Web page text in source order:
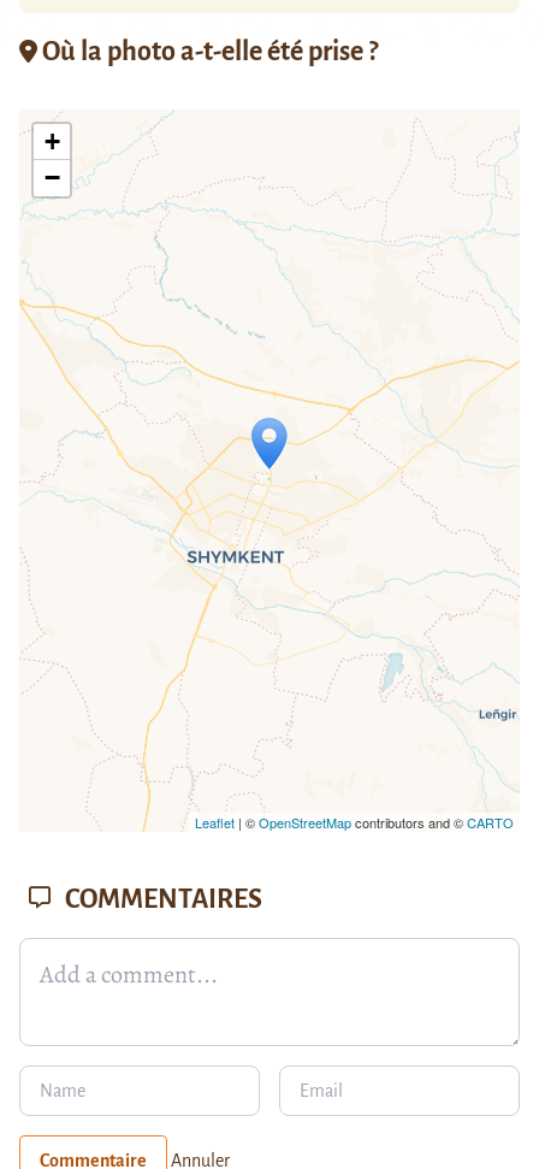
Où la photo a-t-elle été prise ?
Travelers' Map is loading...
If you see this after your page is
loaded completely, leafletJS files are
missing.
+
−
Leaflet| ©OpenStreetMapcontributors and ©CARTO
COMMENTAIRES
Commentaire Annuler